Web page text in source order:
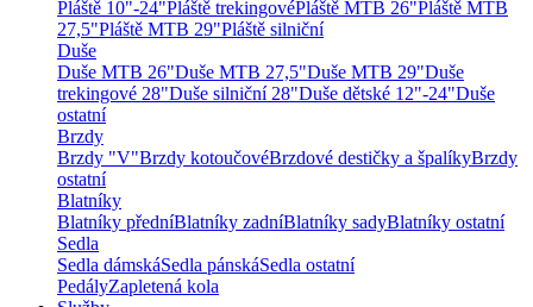
Pláště 10"-24"Pláště trekingovéPláště MTB 26"Pláště MTB
27,5"Pláště MTB 29"Pláště silniční
Duše
Duše MTB 26"Duše MTB 27,5"Duše MTB 29"Duše
trekingové 28"Duše silniční 28"Duše dětské 12"-24"Duše
ostatní
Brzdy
Brzdy "V"Brzdy kotoučovéBrzdové destičky a špalíkyBrzdy
ostatní
Blatníky
Blatníky předníBlatníky zadníBlatníky sadyBlatníky ostatní
Sedla
Sedla dámskáSedla pánskáSedla ostatní
PedályZapletená kola